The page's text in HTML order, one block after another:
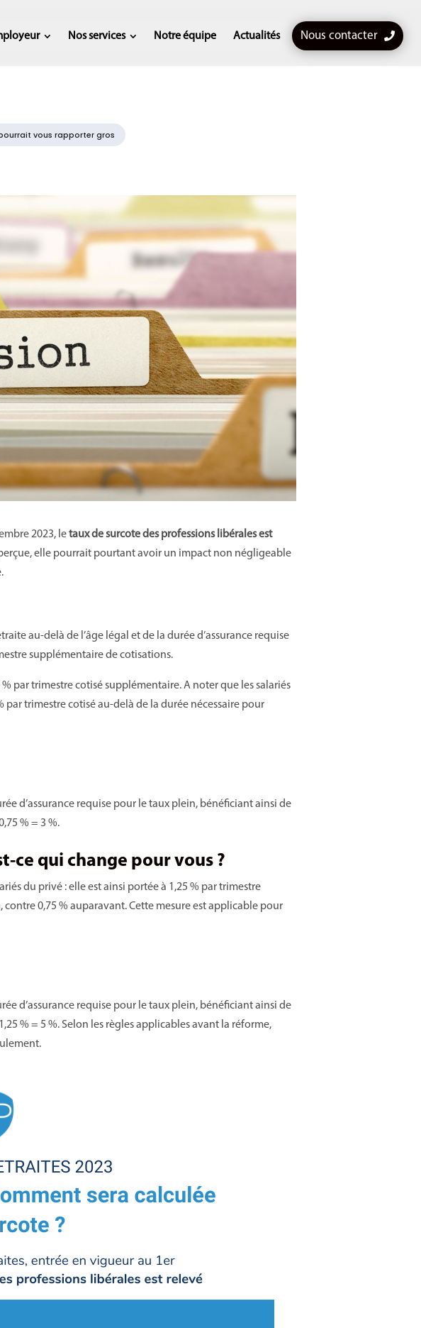
Nos services Notre équipe Actualités Nous contacter
vous rapporter gros
2023, letaux de surcote des professions libérales est
elle pourrait pourtant avoir un impact non négligeable
au-delà de l’âge légal et de la durée d’assurance requise
supplémentaire de cotisations.
par trimestre cotisé supplémentaire. A noter que les salariés
par trimestre cotisé au-delà de la durée nécessaire pour
d’assurance requise pour le taux plein, bénéficiant ainsi de
% = 3 %.
ce qui change pour vous ?
du privé : elle est ainsi portée à 1,25 % par trimestre
0,75 % auparavant. Cette mesure est applicable pour
d’assurance requise pour le taux plein, bénéficiant ainsi de
% = 5 %. Selon les règles applicables avant la réforme,